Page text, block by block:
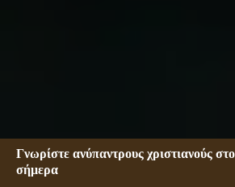
Γνωρίστε ανύπαντρους χριστιανούς
σήμερα